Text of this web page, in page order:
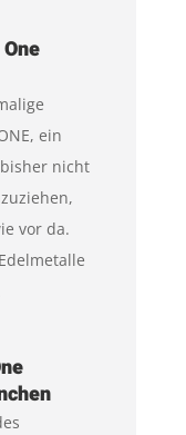
ein
nicht
vor da.